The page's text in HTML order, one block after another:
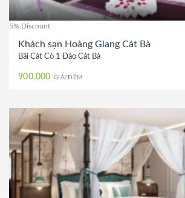
5% Discount
Khách sạn Hoàng Giang Cát Bà
Bãi Cát Cò 1 Đảo Cát Bà
900.000 GIÁ/ĐÊM